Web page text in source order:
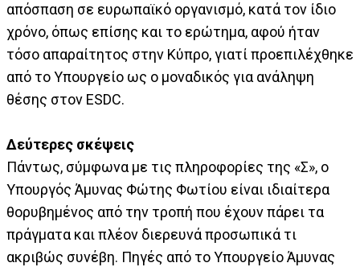
απόσπαση σε ευρωπαϊκό οργανισμό, κατά τον ίδιο
χρόνο, όπως επίσης και το ερώτημα, αφού ήταν
τόσο απαραίτητος στην Κύπρο, γιατί προεπιλέχθηκε
από το Υπουργείο ως ο μοναδικός για ανάληψη
θέσης στον ESDC.
Δεύτερες σκέψεις
Πάντως, σύμφωνα με τις πληροφορίες της «Σ», ο
Υπουργός Άμυνας Φώτης Φωτίου είναι ιδιαίτερα
θορυβημένος από την τροπή που έχουν πάρει τα
πράγματα και πλέον διερευνά προσωπικά τι
ακριβώς συνέβη. Πηγές από το Υπουργείο Άμυνας